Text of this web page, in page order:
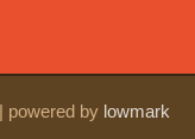
powered by lowmark